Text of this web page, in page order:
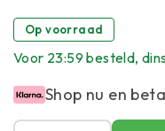
Op voorraad
Voor 23:59 besteld,
Shop nu en